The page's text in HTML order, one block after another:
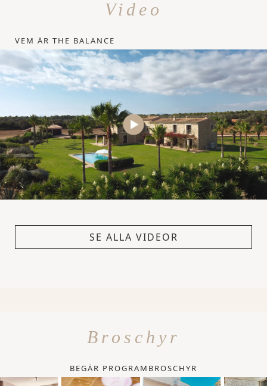
Video
VEM ÄR THE BALANCE
SE ALLA VIDEOR
Broschyr
BEGÄR PROGRAMBROSCHYR